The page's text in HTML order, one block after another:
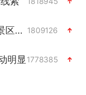
看完所有石窟需2000元？景区回应 1809126
明显 1778385